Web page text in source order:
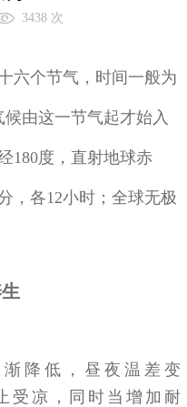
3438 次
六个节气，时间一般为
由这一节气起才始入
180度，直射地球赤
，各12小时；全球无极
降低，昼夜温差变
受凉，同时当增加耐